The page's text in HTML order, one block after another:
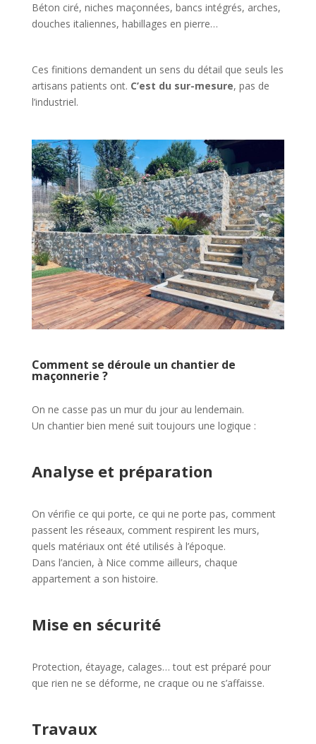
Béton ciré, niches maçonnées, bancs intégrés, arches,
douches italiennes, habillages en pierre…
Ces finitions demandent un sens du détail que seuls les
artisans patients ont. C’est du sur-mesure, pas de
l’industriel.
Comment se déroule un chantier de
maçonnerie ?
On ne casse pas un mur du jour au lendemain.
Un chantier bien mené suit toujours une logique :
Analyse et préparation
On vérifie ce qui porte, ce qui ne porte pas, comment
passent les réseaux, comment respirent les murs,
quels matériaux ont été utilisés à l’époque.
Dans l’ancien, à Nice comme ailleurs, chaque
appartement a son histoire.
Mise en sécurité
Protection, étayage, calages… tout est préparé pour
que rien ne se déforme, ne craque ou ne s’affaisse.
Travaux